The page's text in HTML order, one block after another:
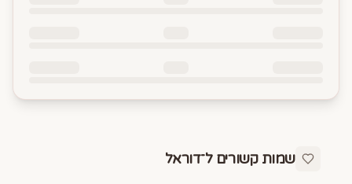
שמות קשורים ל־דוראל